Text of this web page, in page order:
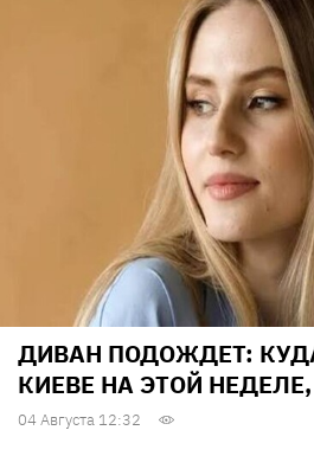
ДИВАН ПОДОЖДЕТ:
КИЕВЕ НА ЭТОЙ НЕДЕЛЕ,
04 Августа 12:32